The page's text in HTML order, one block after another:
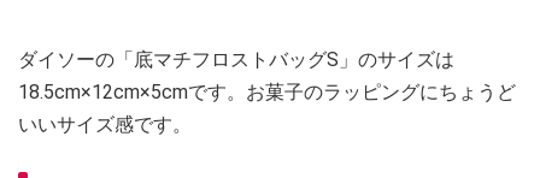
ダイソーの「底マチフロストバッグS」のサイズは
18.5cm×12cm×5cmです。お菓子のラッピングにちょうど
いいサイズ感です。